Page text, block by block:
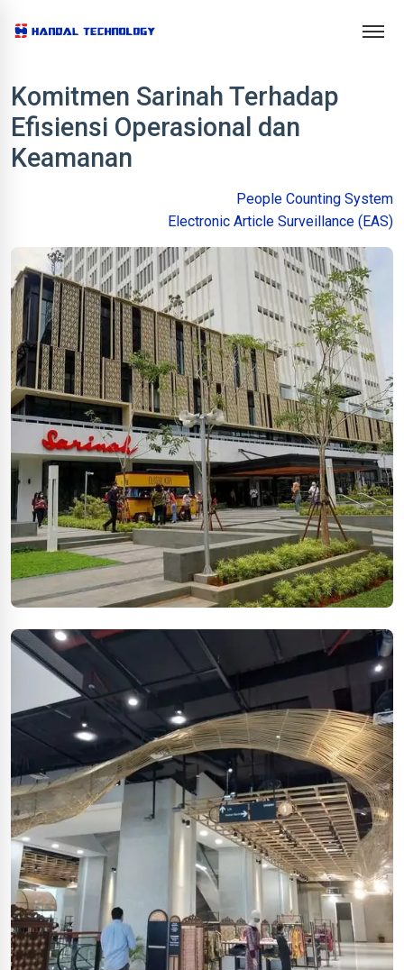
Komitmen Sarinah Terhadap
Efisiensi Operasional dan
Keamanan
People Counting System
Electronic Article Surveillance (EAS)